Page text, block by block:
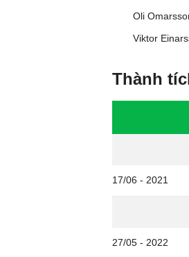
Oli
Viktor
Thành
17/06 - 2021
27/05 - 2022